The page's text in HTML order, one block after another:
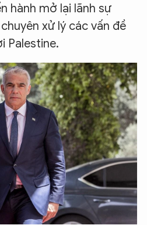
hành mở lại lãnh sự
xử lý các vấn đề
Palestine.